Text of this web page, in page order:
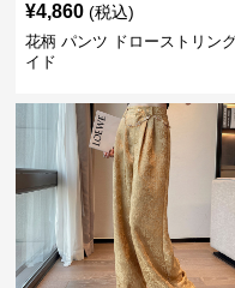
¥4,860 (税込)
花柄 パンツ ドローストリン
イド